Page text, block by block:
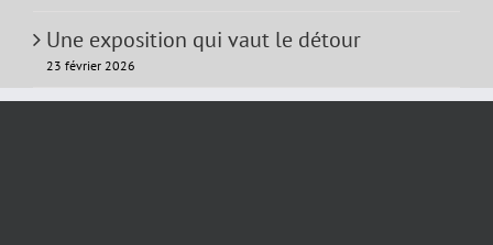
Une exposition qui vaut le détour
23 février 2026